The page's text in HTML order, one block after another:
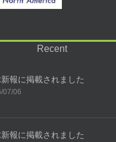
Recent
報に掲載されました
07/06
報に掲載されました